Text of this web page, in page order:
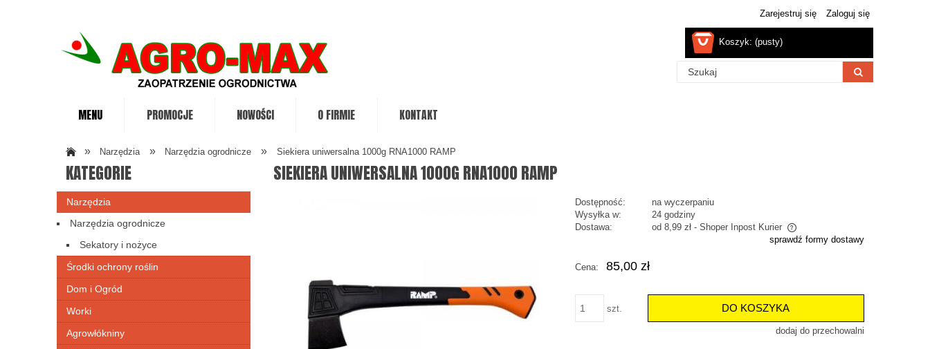
Zarejestruj się Zaloguj się
Koszyk: (pusty)
MENU PROMOCJE NOWOŚCI O FIRMIE KONTAKT
» Narzędzia » Narzędzia ogrodnicze » Siekiera uniwersalna 1000g RNA1000 RAMP
KATEGORIE
Narzędzia
Narzędzia ogrodnicze
Sekatory i nożyce
Środki ochrony roślin
Dom i Ogród
Worki
Agrowłókniny
SIEKIERA UNIWERSALNA 1000G RNA1000 RAMP
Dostępność:
na wyczerpaniu
Wysyłka w:
24 godziny
Dostawa:
od 8,99 zł - Shoper Inpost Kurier
płatności
sprawdź formy dostawy
Cena: 85,00 zł
szt. DO KOSZYKA
dodaj do przechowalni